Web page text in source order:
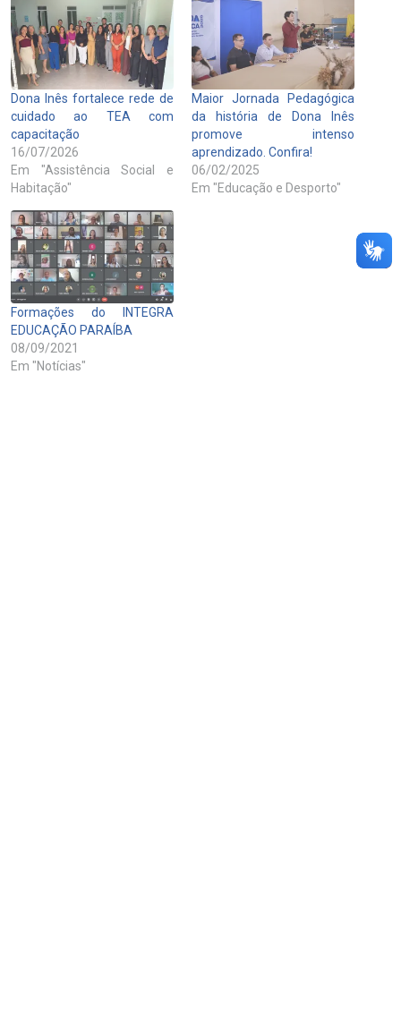
Dona Inês fortalece rede de
cuidado ao TEA com
capacitação
16/07/2026
Em "Assistência Social e
Habitação"
Maior Jornada Pedagógica
da história de Dona Inês
promove intenso
aprendizado. Confira!
06/02/2025
Em "Educação e Desporto"
Formações do INTEGRA
EDUCAÇÃO PARAÍBA
08/09/2021
Em "Notícias"